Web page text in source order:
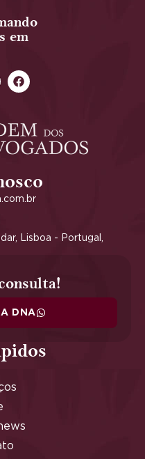
em
Lisboa - Portugal,
A DNA